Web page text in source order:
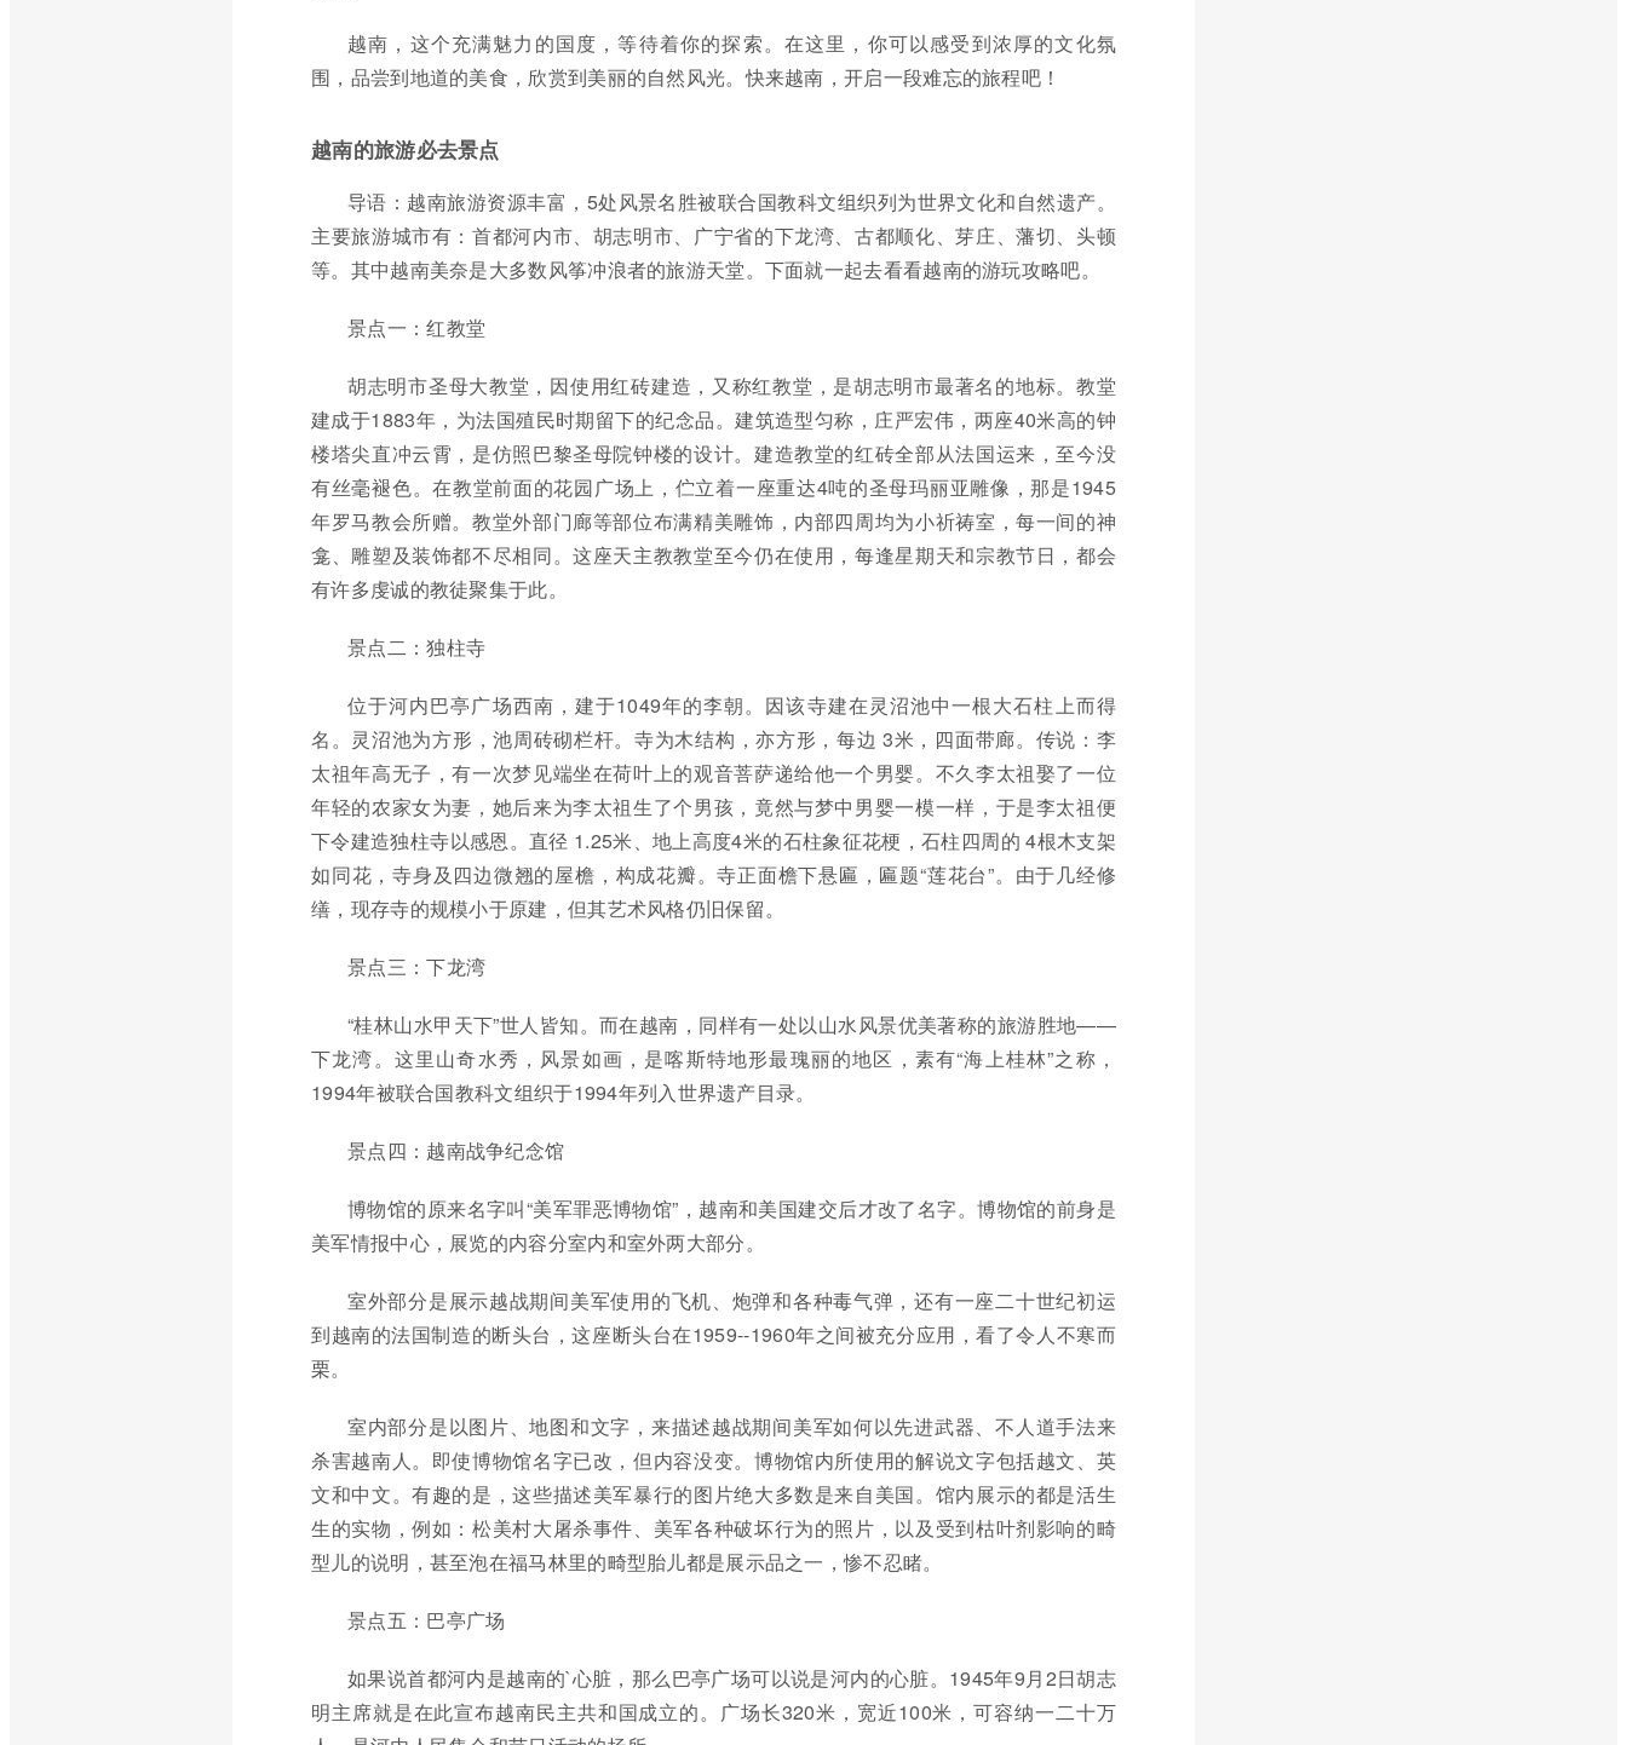
越南，这个充满魅力的国度，等待着你的探索。在这里，你可以感受到浓厚的文化氛
围，品尝到地道的美食，欣赏到美丽的自然风光。快来越南，开启一段难忘的旅程吧！
越南的旅游必去景点
导语：越南旅游资源丰富，5处风景名胜被联合国教科文组织列为世界文化和自然遗产。
主要旅游城市有：首都河内市、胡志明市、广宁省的下龙湾、古都顺化、芽庄、藩切、头顿
等。其中越南美奈是大多数风筝冲浪者的旅游天堂。下面就一起去看看越南的游玩攻略吧。
景点一：红教堂
胡志明市圣母大教堂，因使用红砖建造，又称红教堂，是胡志明市最著名的地标。教堂
建成于1883年，为法国殖民时期留下的纪念品。建筑造型匀称，庄严宏伟，两座40米高的钟
楼塔尖直冲云霄，是仿照巴黎圣母院钟楼的设计。建造教堂的红砖全部从法国运来，至今没
有丝毫褪色。在教堂前面的花园广场上，伫立着一座重达4吨的圣母玛丽亚雕像，那是1945
年罗马教会所赠。教堂外部门廊等部位布满精美雕饰，内部四周均为小祈祷室，每一间的神
龛、雕塑及装饰都不尽相同。这座天主教教堂至今仍在使用，每逢星期天和宗教节日，都会
有许多虔诚的教徒聚集于此。
景点二：独柱寺
位于河内巴亭广场西南，建于1049年的李朝。因该寺建在灵沼池中一根大石柱上而得
名。灵沼池为方形，池周砖砌栏杆。寺为木结构，亦方形，每边 3米，四面带廊。传说：李
太祖年高无子，有一次梦见端坐在荷叶上的观音菩萨递给他一个男婴。不久李太祖娶了一位
年轻的农家女为妻，她后来为李太祖生了个男孩，竟然与梦中男婴一模一样，于是李太祖便
下令建造独柱寺以感恩。直径 1.25米、地上高度4米的石柱象征花梗，石柱四周的 4根木支架
如同花，寺身及四边微翘的屋檐，构成花瓣。寺正面檐下悬匾，匾题“莲花台”。由于几经修
缮，现存寺的规模小于原建，但其艺术风格仍旧保留。
景点三：下龙湾
“桂林山水甲天下”世人皆知。而在越南，同样有一处以山水风景优美著称的旅游胜地——
下龙湾。这里山奇水秀，风景如画，是喀斯特地形最瑰丽的地区，素有“海上桂林”之称，
1994年被联合国教科文组织于1994年列入世界遗产目录。
景点四：越南战争纪念馆
博物馆的原来名字叫“美军罪恶博物馆”，越南和美国建交后才改了名字。博物馆的前身是
美军情报中心，展览的内容分室内和室外两大部分。
室外部分是展示越战期间美军使用的飞机、炮弹和各种毒气弹，还有一座二十世纪初运
到越南的法国制造的断头台，这座断头台在1959--1960年之间被充分应用，看了令人不寒而
栗。
室内部分是以图片、地图和文字，来描述越战期间美军如何以先进武器、不人道手法来
杀害越南人。即使博物馆名字已改，但内容没变。博物馆内所使用的解说文字包括越文、英
文和中文。有趣的是，这些描述美军暴行的图片绝大多数是来自美国。馆内展示的都是活生
生的实物，例如：松美村大屠杀事件、美军各种破坏行为的照片，以及受到枯叶剂影响的畸
型儿的说明，甚至泡在福马林里的畸型胎儿都是展示品之一，惨不忍睹。
景点五：巴亭广场
如果说首都河内是越南的`心脏，那么巴亭广场可以说是河内的心脏。1945年9月2日胡志
明主席就是在此宣布越南民主共和国成立的。广场长320米，宽近100米，可容纳一二十万